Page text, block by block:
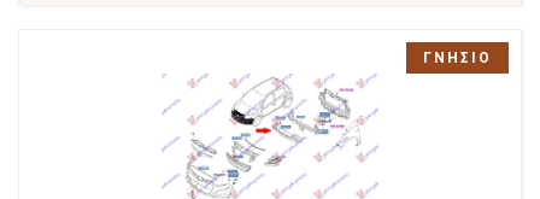
ΓΝΗΣΙΟ